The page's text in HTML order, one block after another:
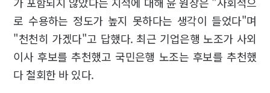
로 수용하는 정도가 높지 못하다는 생각이 들었다"며
"천천히 가겠다"고 답했다. 최근 기업은행 노조가 사외
이사 후보를 추천했고 국민은행 노조는 후보를 추천했
다 철회한 바 있다.